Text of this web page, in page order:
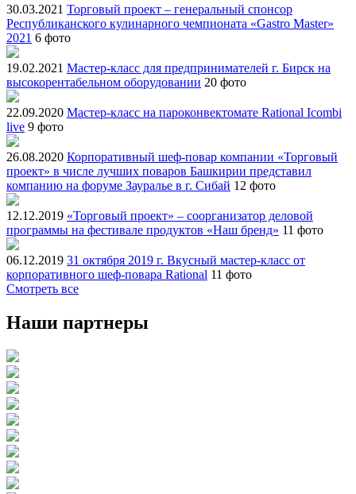
30.03.2021 Торговый проект – генеральный спонсор
Республиканского кулинарного чемпионата «Gastro Master»
2021 6 фото
19.02.2021 Мастер-класс для предпринимателей г. Бирск на
высокорентабельном оборудовании 20 фото
22.09.2020 Мастер-класс на пароконвектомате Rational Icombi
live 9 фото
26.08.2020 Корпоративный шеф-повар компании «Торговый
проект» в числе лучших поваров Башкирии представил
компанию на форуме Зауралье в г. Сибай 12 фото
12.12.2019 «Торговый проект» – соорганизатор деловой
программы на фестивале продуктов «Наш бренд» 11 фото
06.12.2019 31 октября 2019 г. Вкусный мастер-класс от
корпоративного шеф-повара Rational 11 фото
Смотреть все
Наши партнеры